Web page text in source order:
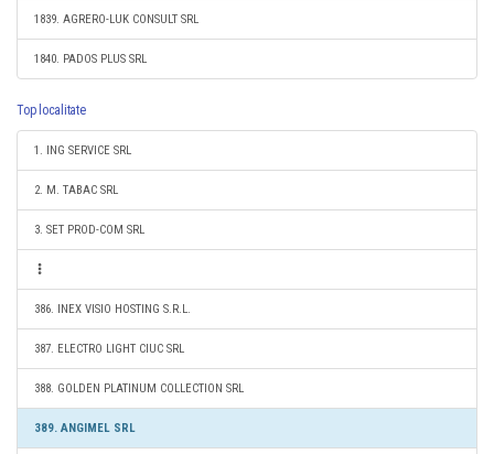
1839. AGRERO-LUK CONSULT SRL
1840. PADOS PLUS SRL
Top localitate
1. ING SERVICE SRL
2. M. TABAC SRL
3. SET PROD-COM SRL
386. INEX VISIO HOSTING S.R.L.
387. ELECTRO LIGHT CIUC SRL
388. GOLDEN PLATINUM COLLECTION SRL
389. ANGIMEL SRL